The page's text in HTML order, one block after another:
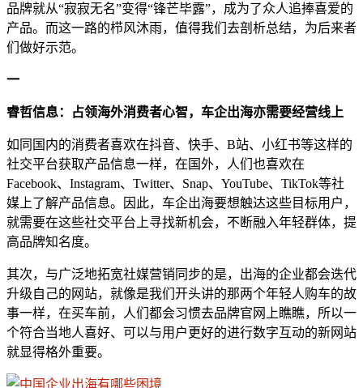
品牌就从“寂寂无名”变得“锋芒毕露”，成为了众人追捧喜爱的
产品。而这一路的栉风沐雨，值得我们去剖析总结，为后来者
们做好示范。
一
睿哲信息：占领海外消费者心智，车企出海亦需要经营线上
如同国内的消费者喜欢在抖音、快手、B站、小红书等这样的
社交平台获取产品信息一样，在国外，人们也喜欢在
Facebook、Instagram、Twitter、Snap、YouTube、TikTok等社
媒上了解产品信息。因此，车企出海要想触达这些目标用户，
就需要在这些社交平台上寻找新机会，不断融入年轻群体，提
高品牌知名度。
其次，与广泛地拓宽社媒营销同步的是，出海的企业都会迭代
升级自己的网站，就像是我们开头讲的那两个年轻人购车的故
事一样，在买车前，人们都会习惯去品牌官网上瞧瞧，所以一
个符合当地人喜好、可以与用户更好的进行数字互动的新网站
就显得格外重要。